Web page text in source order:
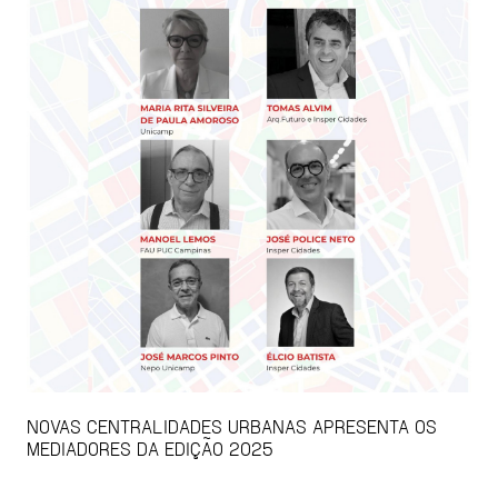
NOVAS CENTRALIDADES URBANAS APRESENTA OS
MEDIADORES DA EDIÇÃO 2025